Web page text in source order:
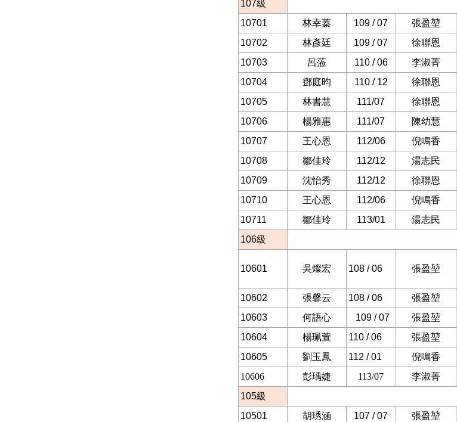
107級
10701
林幸蓁 109 / 07 張盈堃
10702
林彥廷 109 / 07 徐聯恩
10703
呂蒞 110 / 06 李淑菁
10704
鄧庭昀 110 / 12 徐聯恩
10705
林書慧 111/07 徐聯恩
10706
楊雅惠 111/07 陳幼慧
10707
王心恩 112/06 倪鳴香
10708
鄒佳玲 112/12 湯志民
10709
沈怡秀 112/12 徐聯恩
10710
王心恩 112/06 倪鳴香
10711
鄒佳玲 113/01 湯志民
106級
10601 吳燦宏 108 / 06 張盈堃
10602
張馨云 108 / 06 張盈堃
10603
何語心 109 / 07 張盈堃
10604
楊珮萱 110 / 06 張盈堃
10605
劉玉鳳 112 / 01 倪鳴香
10606
彭瑀婕 113/07 李淑菁
105級
10501
胡琇涵 107 / 07 張盈堃